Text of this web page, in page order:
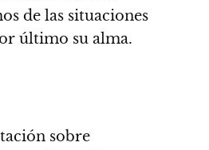
de las situaciones
último su alma.
sobre